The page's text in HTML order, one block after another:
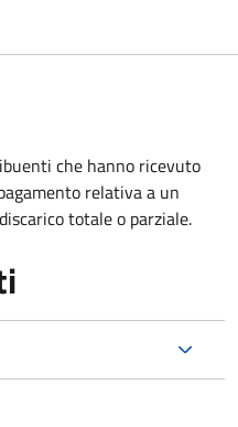
che hanno ricevuto
relativa a un
totale o parziale.